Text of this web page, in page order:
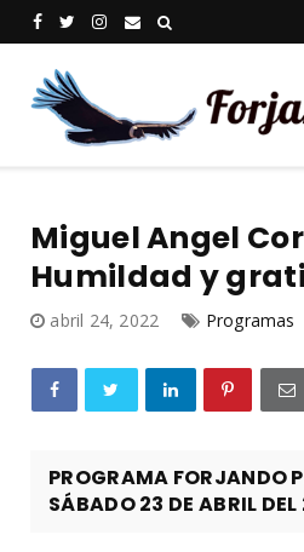
Miguel Angel
Humildad y
abril 24, 2022 Programas
PROGRAMA FORJANDO
SÁBADO 23 DE ABRIL